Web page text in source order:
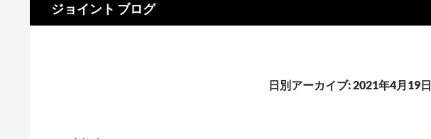
ジョイント ブログ
日別アーカイブ: 2021年4月19日